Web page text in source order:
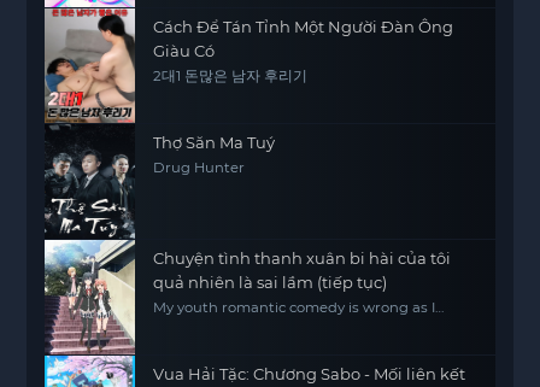
Cách Để Tán Tỉnh Một Người Đàn Ông
Giàu Có
2대1 돈많은 남자 후리기
Thợ Săn Ma Tuý
Drug Hunter
Chuyện tình thanh xuân bi hài của tôi
quả nhiên là sai lầm (tiếp tục)
My youth romantic comedy is wrong as I
Vua Hải Tặc: Chương Sabo - Mối liên kết